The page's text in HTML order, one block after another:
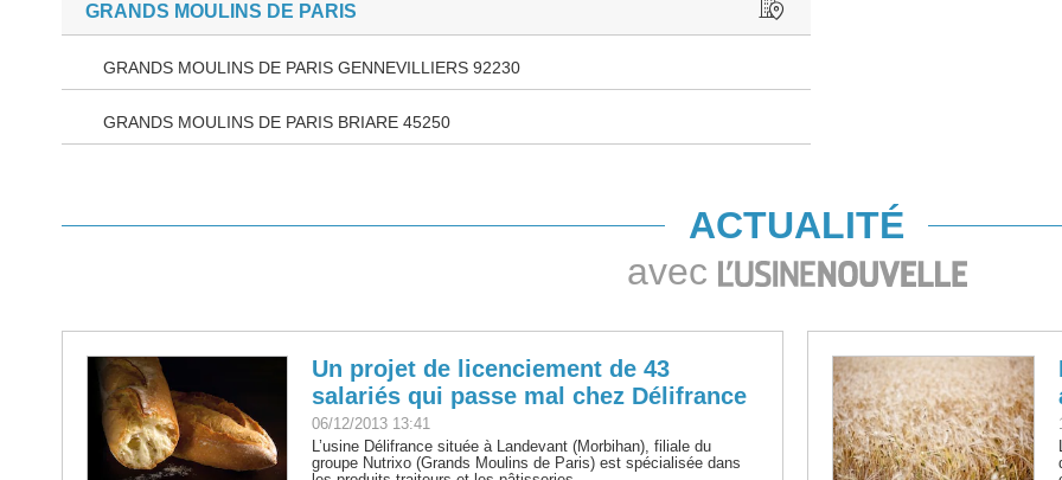
GRANDS MOULINS DE PARIS
GRANDS MOULINS DE PARIS GENNEVILLIERS 92230
GRANDS MOULINS DE PARIS BRIARE 45250
ACTUALITÉ
avec
Un projet de licenciement de 43
salariés qui passe mal chez Délifrance
06/12/2013 13:41
L’usine Délifrance située à Landevant (Morbihan), filiale du
groupe Nutrixo (Grands Moulins de Paris) est spécialisée dans